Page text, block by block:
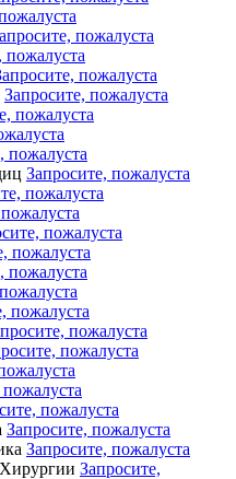
пожалуста
пожалуста
пожалуста
Запросите, пожалуста
пожалуста
пожалуста
Запросите, пожалуста
пожалуста
пожалуста
пожалуста
пожалуста
пожалуста
пожалуста
пожалуста
пожалуста
Запросите, пожалуста
Запросите, пожалуста
Запросите,